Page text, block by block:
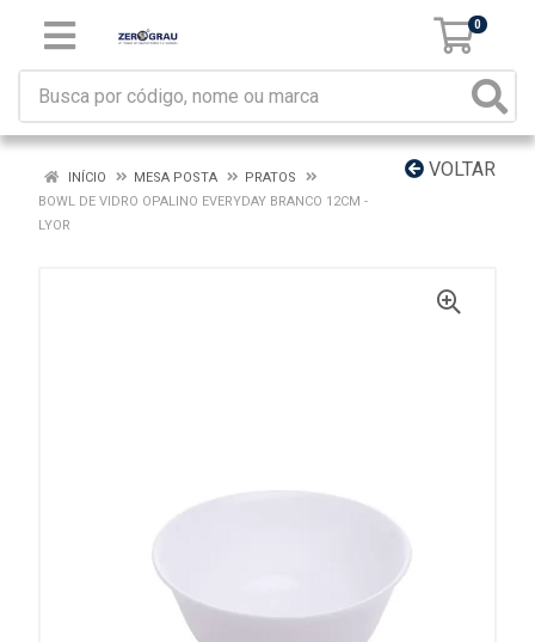
0
VOLTAR
INÍCIO MESA POSTA
PRATOS
BOWL DE VIDRO OPALINO EVERYDAY BRANCO 12CM -
LYOR